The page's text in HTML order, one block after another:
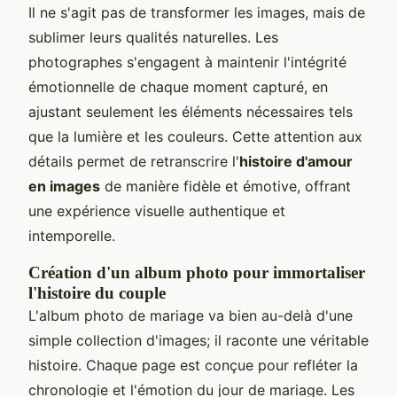
Il ne s'agit pas de transformer les images, mais de
sublimer leurs qualités naturelles. Les
photographes s'engagent à maintenir l'intégrité
émotionnelle de chaque moment capturé, en
ajustant seulement les éléments nécessaires tels
que la lumière et les couleurs. Cette attention aux
détails permet de retranscrire l'histoire d'amour
en images de manière fidèle et émotive, offrant
une expérience visuelle authentique et
intemporelle.
Création d'un album photo pour immortaliser
l'histoire du couple
L'album photo de mariage va bien au-delà d'une
simple collection d'images; il raconte une véritable
histoire. Chaque page est conçue pour refléter la
chronologie et l'émotion du jour de mariage. Les